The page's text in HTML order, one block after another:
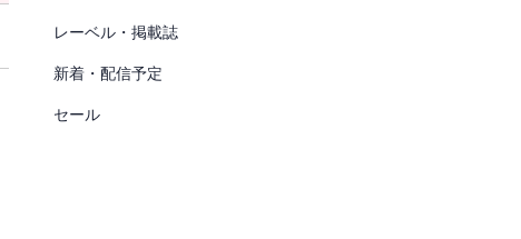
レーベル・掲載誌
新着・配信予定
セール